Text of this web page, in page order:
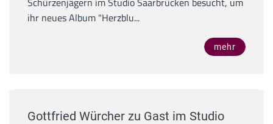
ihr neues Album "Herzblu...
mehr
Gottfried Würcher zu Gast im Studio